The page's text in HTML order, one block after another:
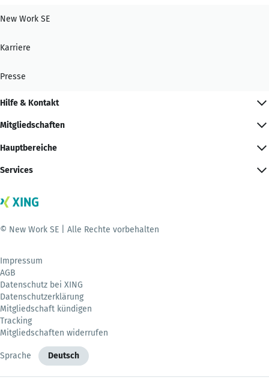
New Work SE
Karriere
Presse
Hilfe & Kontakt
Mitgliedschaften
Hauptbereiche
Services
© New Work SE | Alle Rechte vorbehalten
Impressum
AGB
Datenschutz bei XING
Datenschutzerklärung
Mitgliedschaft kündigen
Tracking
Mitgliedschaften widerrufen
Sprache Deutsch